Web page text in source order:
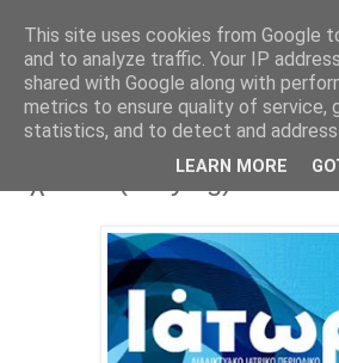
Parakato.gr
Το φαινόμενο του
σχολεία (bullying)
This site uses cookies from Google
and to analyze traffic. Your IP
shared with Google along with
metrics to ensure quality of service,
statistics, and to detect and address
LEARN MORE